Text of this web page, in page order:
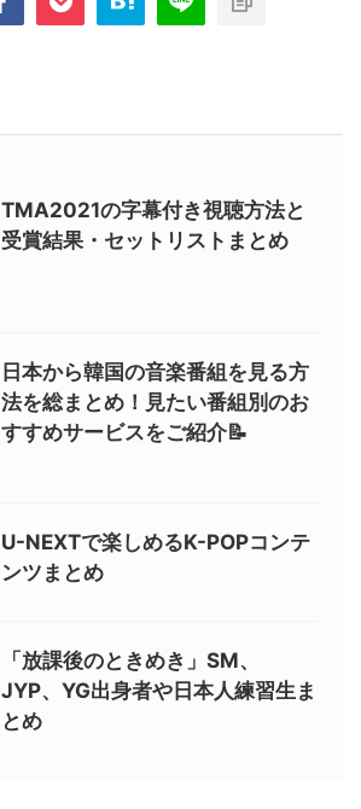
TMA2021の字幕付き視聴方法と
受賞結果・セットリストまとめ
日本から韓国の音楽番組を見る方
法を総まとめ！見たい番組別のお
すすめサービスをご紹介📝
U-NEXTで楽しめるK-POPコンテ
ンツまとめ
「放課後のときめき」SM、
JYP、YG出身者や日本人練習生ま
とめ